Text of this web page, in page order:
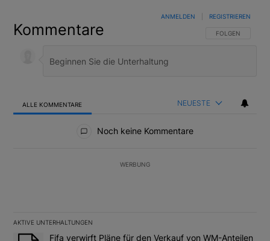
Kommentare FOLGE DIESER
FOLGEN
ANMELDEN REGISTRIEREN
ALLE KOMMENTARE NEUESTE
Noch keine Kommentare
WERBUNG
AKTIVE UNTERHALTUNGEN
Das Folgende ist eine Liste der am meisten kommentierten
Ein Trendartikel mit dem Titel "Fifa verwirft Pläne für den
Fifa verwirft Pläne für den Verkauf von WM-Anteilen